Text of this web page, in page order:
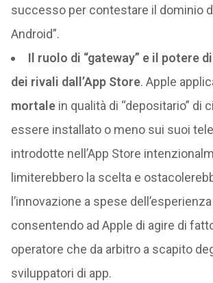
successo per contestare il dominio
Android”.
Il ruolo di “gateway” e il potere
dei rivali dall’App Store. Apple
mortalein qualità di “depositario” di
essere installato o meno sui suoi
introdotte nell’App Store
limiterebbero la scelta e
l’innovazione a spese
consentendo ad Apple di agire di
operatore che da arbitro a scapito
sviluppatori di app.